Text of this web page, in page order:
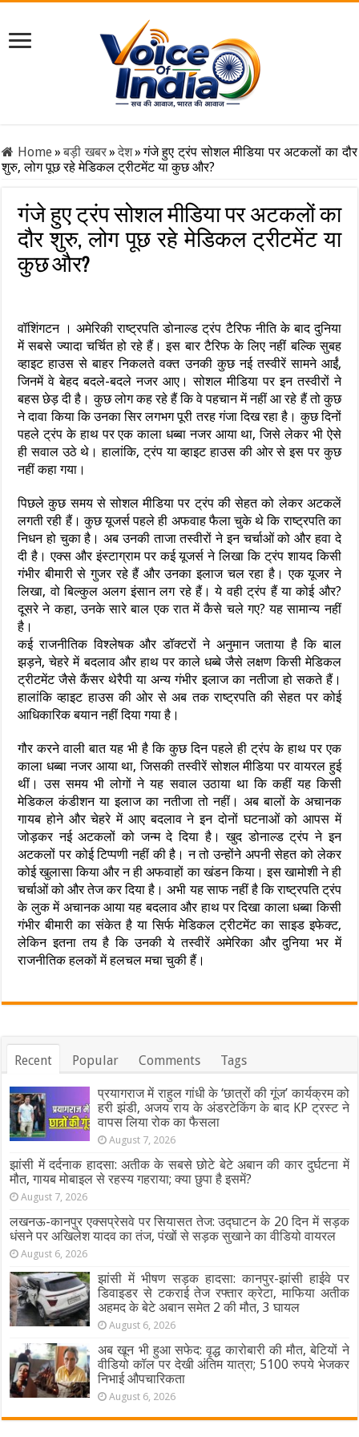
Home» बड़ी खबर»देश»गंजे हुए ट्रंप सोशल मीडिया पर अटकलों का दौर
शुरु, लोग पूछ रहे मेडिकल ट्रीटमेंट या कुछ और?
गंजे हुए ट्रंप सोशल मीडिया पर अटकलों का
दौर शुरु, लोग पूछ रहे मेडिकल ट्रीटमेंट या
कुछ और?
वॉशिंगटन । अमेरिकी राष्ट्रपति डोनाल्ड ट्रंप टैरिफ नीति के बाद दुनिया
में सबसे ज्यादा चर्चित हो रहे हैं। इस बार टैरिफ के लिए नहीं बल्कि सुबह
व्हाइट हाउस से बाहर निकलते वक्त उनकी कुछ नई तस्वीरें सामने आईं,
जिनमें वे बेहद बदले-बदले नजर आए। सोशल मीडिया पर इन तस्वीरों ने
बहस छेड़ दी है। कुछ लोग कह रहे हैं कि वे पहचान में नहीं आ रहे हैं तो कुछ
ने दावा किया कि उनका सिर लगभग पूरी तरह गंजा दिख रहा है। कुछ दिनों
पहले ट्रंप के हाथ पर एक काला धब्बा नजर आया था, जिसे लेकर भी ऐसे
ही सवाल उठे थे। हालांकि, ट्रंप या व्हाइट हाउस की ओर से इस पर कुछ
नहीं कहा गया।
पिछले कुछ समय से सोशल मीडिया पर ट्रंप की सेहत को लेकर अटकलें
लगती रही हैं। कुछ यूजर्स पहले ही अफवाह फैला चुके थे कि राष्ट्रपति का
निधन हो चुका है। अब उनकी ताजा तस्वीरों ने इन चर्चाओं को और हवा दे
दी है। एक्स और इंस्टाग्राम पर कई यूजर्स ने लिखा कि ट्रंप शायद किसी
गंभीर बीमारी से गुजर रहे हैं और उनका इलाज चल रहा है। एक यूजर ने
लिखा, वो बिल्कुल अलग इंसान लग रहे हैं। ये वही ट्रंप हैं या कोई और?
दूसरे ने कहा, उनके सारे बाल एक रात में कैसे चले गए? यह सामान्य नहीं
है।
कई राजनीतिक विश्लेषक और डॉक्टरों ने अनुमान जताया है कि बाल
झड़ने, चेहरे में बदलाव और हाथ पर काले धब्बे जैसे लक्षण किसी मेडिकल
ट्रीटमेंट जैसे कैंसर थेरैपी या अन्य गंभीर इलाज का नतीजा हो सकते हैं।
हालांकि व्हाइट हाउस की ओर से अब तक राष्ट्रपति की सेहत पर कोई
आधिकारिक बयान नहीं दिया गया है।
गौर करने वाली बात यह भी है कि कुछ दिन पहले ही ट्रंप के हाथ पर एक
काला धब्बा नजर आया था, जिसकी तस्वीरें सोशल मीडिया पर वायरल हुई
थीं। उस समय भी लोगों ने यह सवाल उठाया था कि कहीं यह किसी
मेडिकल कंडीशन या इलाज का नतीजा तो नहीं। अब बालों के अचानक
गायब होने और चेहरे में आए बदलाव ने इन दोनों घटनाओं को आपस में
जोड़कर नई अटकलों को जन्म दे दिया है। खुद डोनाल्ड ट्रंप ने इन
अटकलों पर कोई टिप्पणी नहीं की है। न तो उन्होंने अपनी सेहत को लेकर
कोई खुलासा किया और न ही अफवाहों का खंडन किया। इस खामोशी ने ही
चर्चाओं को और तेज कर दिया है। अभी यह साफ नहीं है कि राष्ट्रपति ट्रंप
के लुक में अचानक आया यह बदलाव और हाथ पर दिखा काला धब्बा किसी
गंभीर बीमारी का संकेत है या सिर्फ मेडिकल ट्रीटमेंट का साइड इफेक्ट,
लेकिन इतना तय है कि उनकी ये तस्वीरें अमेरिका और दुनिया भर में
राजनीतिक हलकों में हलचल मचा चुकी हैं।
Recent Popular Comments Tags
प्रयागराज में राहुल गांधी के ‘छात्रों की गूंज’ कार्यक्रम को
हरी झंडी, अजय राय के अंडरटेकिंग के बाद KP ट्रस्ट ने
वापस लिया रोक का फैसला
August 7, 2026
झांसी में दर्दनाक हादसा: अतीक के सबसे छोटे बेटे अबान की कार दुर्घटना में
मौत, गायब मोबाइल से रहस्य गहराया; क्या छुपा है इसमें?
August 7, 2026
लखनऊ-कानपुर एक्सप्रेसवे पर सियासत तेज: उद्घाटन के 20 दिन में सड़क
धंसने पर अखिलेश यादव का तंज, पंखों से सड़क सुखाने का वीडियो वायरल
August 6, 2026
झांसी में भीषण सड़क हादसा: कानपुर-झांसी हाईवे पर
डिवाइडर से टकराई तेज रफ्तार क्रेटा, माफिया अतीक
अहमद के बेटे अबान समेत 2 की मौत, 3 घायल
August 6, 2026
अब खून भी हुआ सफेद: वृद्ध कारोबारी की मौत, बेटियों ने
वीडियो कॉल पर देखी अंतिम यात्रा; 5100 रुपये भेजकर
निभाई औपचारिकता
August 6, 2026